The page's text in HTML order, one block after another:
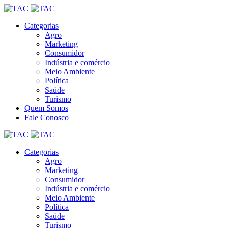
Categorias
Agro
Marketing
Consumidor
Indústria e comércio
Meio Ambiente
Política
Saúde
Turismo
Quem Somos
Fale Conosco
Categorias
Agro
Marketing
Consumidor
Indústria e comércio
Meio Ambiente
Política
Saúde
Turismo